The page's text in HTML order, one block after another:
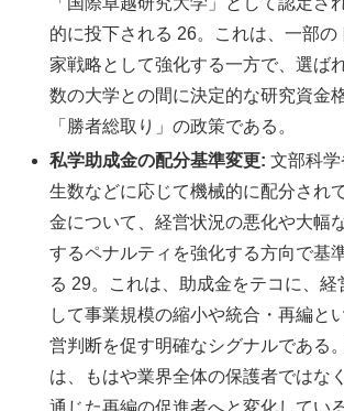
的に投下される 26。これは、一部の
家戦略として強化する一方で、選ば
数の大学との間に決定的な研究資金
「勝者総取り」の政策である。
私学助成金の配分基準変更: 文部科
生数などに応じて機械的に配分され
金について、経営状況の悪化や大幅
するペナルティを強化する方向で基
る 29。これは、助成金をテコに、経
して事業規模の縮小や統合・再編と
営判断を促す明確なシグナルである
は、もはや業界全体の保護者ではな